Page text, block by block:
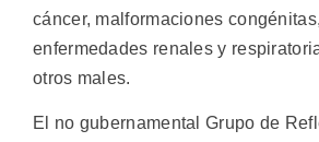
cáncer, malformaciones
enfermedades renales y
otros males.
El no gubernamental Grupo de